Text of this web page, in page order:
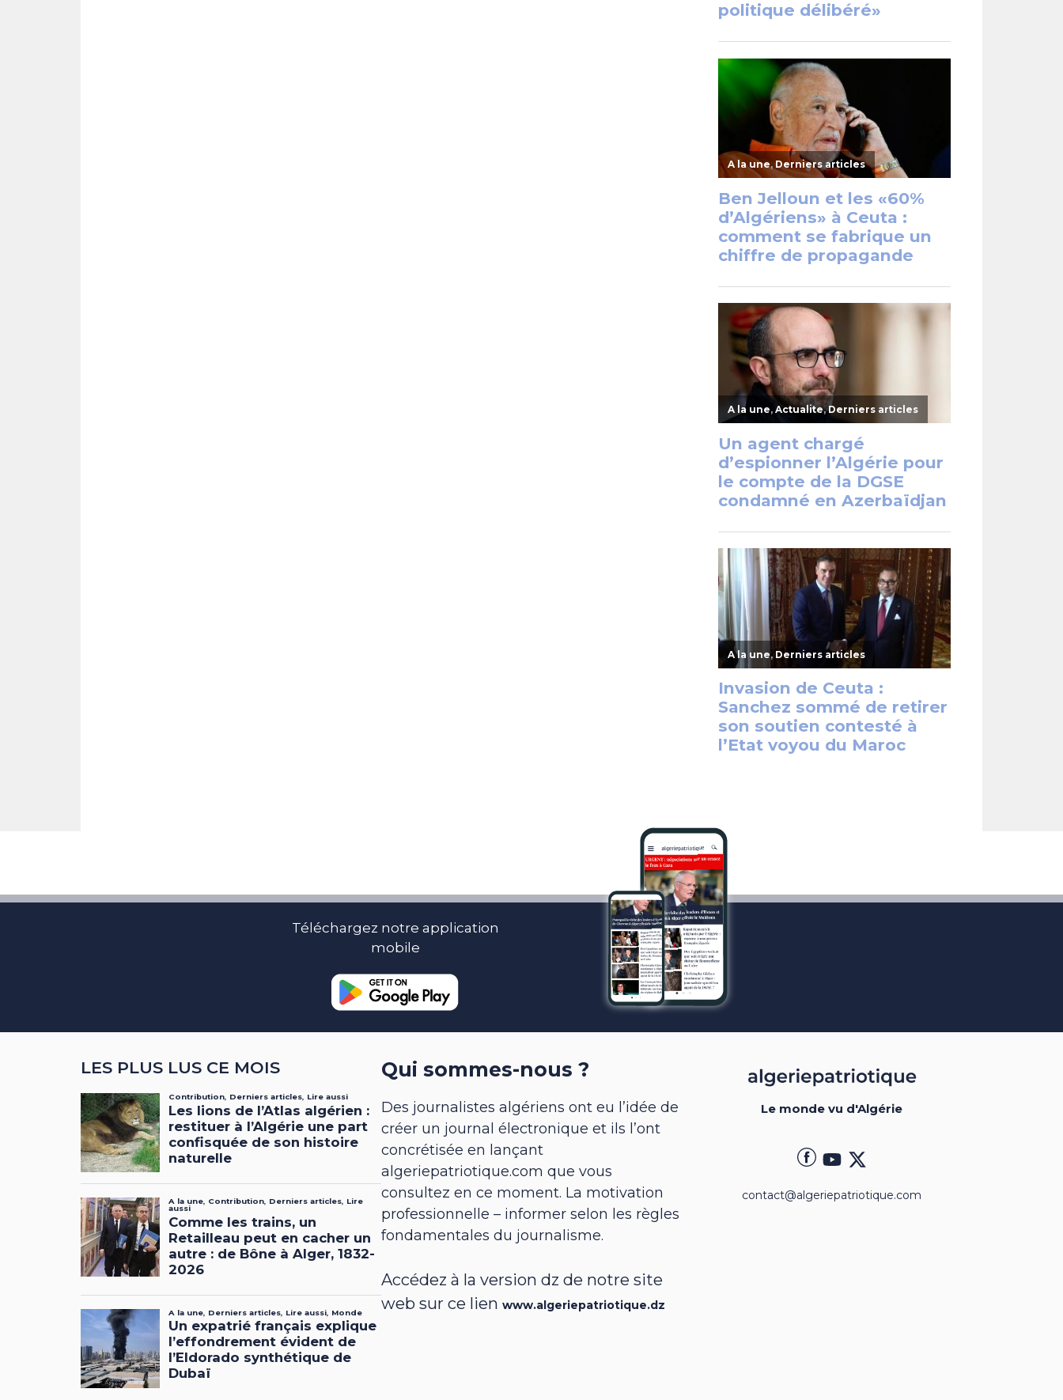
Téléchargez notre application
mobile
LES PLUS LUS CE MOIS Qui sommes-nous ?
Des journalistes algériens ont eu l’idée de
créer un journal électronique et ils l’ont
concrétisée en lançant
algeriepatriotique.com que vous
consultez en ce moment. La motivation
professionnelle – informer selon les règles
fondamentales du journalisme.
Accédez à la version dz de notre site
web sur ce lienwww.algeriepatriotique.dz
Le monde vu d'Algérie
contact@algeriepatriotique.com